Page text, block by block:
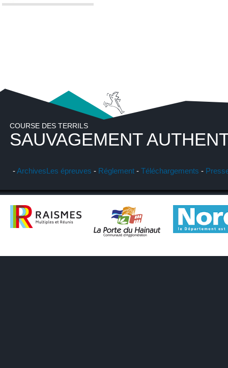
COURSE DES TERRILS
SAUVAGEMENT
-ArchivesLes épreuves - Réglement - Téléchargements -